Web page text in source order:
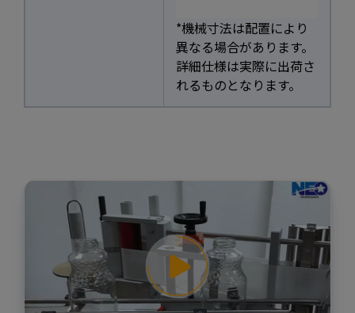
*機械寸法は配置により
異なる場合があります。
詳細仕様は実際に出荷さ
れるものとなります。